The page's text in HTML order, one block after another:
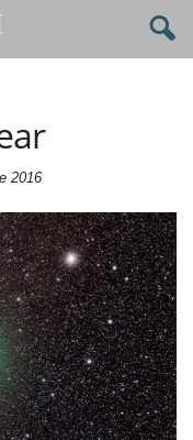
2016